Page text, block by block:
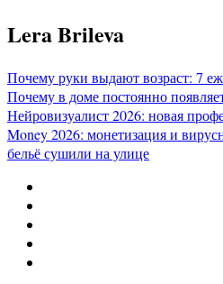
Перейти
к
Lera Brileva
Почему руки выдают возраст: 7
Почему в доме постоянно
Нейровизуалист 2026: новая
Money 2026: монетизация и
бельё сушили на улице